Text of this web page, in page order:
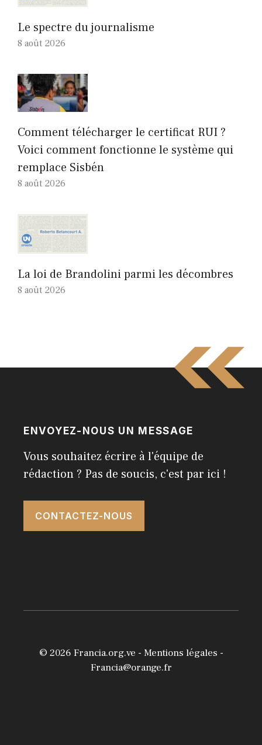
Le spectre du journalisme
8 août 2026
Comment télécharger le certificat RUI ?
Voici comment fonctionne le système qui
remplace Sisbén
8 août 2026
La loi de Brandolini parmi les décombres
8 août 2026
ENVOYEZ-NOUS UN MESSAGE
Vous souhaitez écrire à l'équipe de
rédaction ? Pas de soucis, c'est par ici !
CONTACTEZ-NOUS
© 2026 Francia.org.ve - Mentions légales -
Francia@orange.fr